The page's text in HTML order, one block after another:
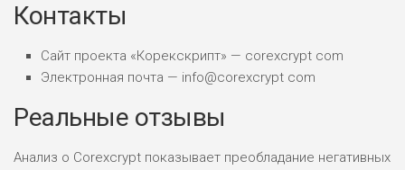
Контакты
Сайт проекта «Корекскрипт» — corexcrypt com
Электронная почта — info@corexcrypt com
Реальные отзывы
Анализ о Corexcrypt показывает преобладание негативных